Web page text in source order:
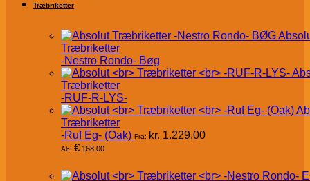
Træbriketter
Træbriketter
-Nestro Rondo- Bøg
Træbriketter
-RUF-R-LYS-
Træbriketter
-Ruf Eg- (Oak) Fra: kr. 1.229,00
Ab: € 168,00